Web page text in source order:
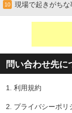
10 現場で起きがちな
問い合わせ先に
1. 利用規約
2. プライバシーポリ